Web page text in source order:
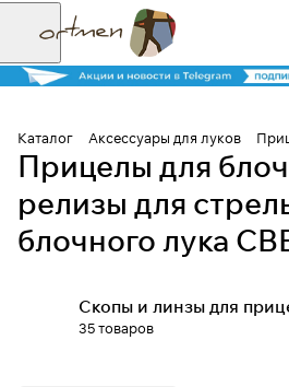
Каталог Аксессуары для луков
Прицелы для
релизы для
блочного лука
Скопы и линзы для
35 товаров
Для клиентов всех банков
Разбейте